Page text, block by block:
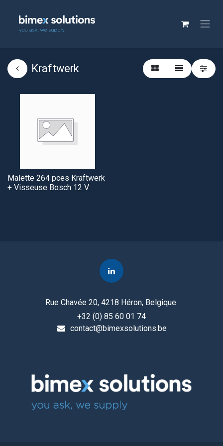
Kraftwerk
Malette 264 pces Kraftwerk
+ Visseuse Bosch 12 V
Rue Chavée 20, 4218 Héron, Belgique
+32 (0) 85 60 01 74
contact@bimexsolutions.be